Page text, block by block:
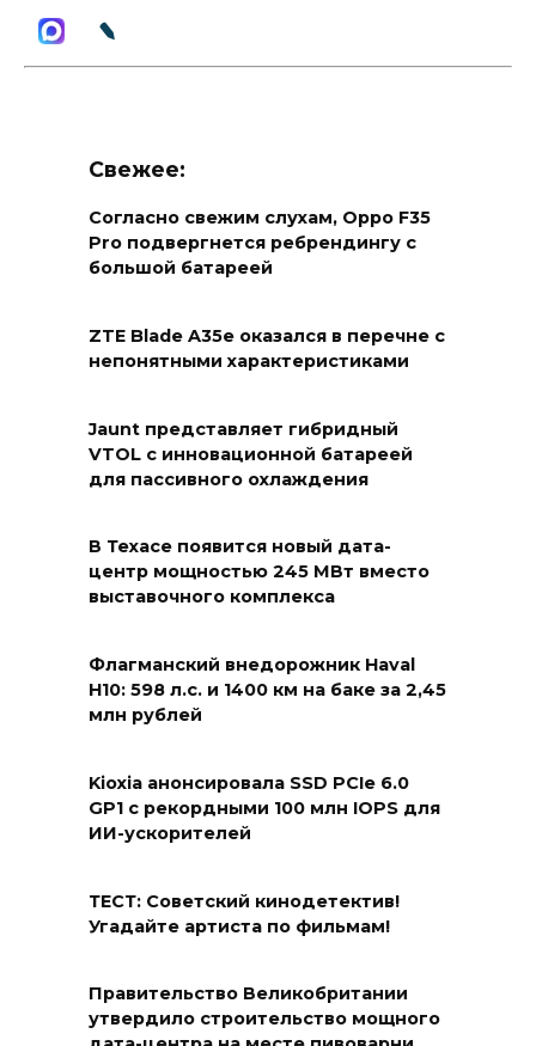
Свежее:
Согласно свежим слухам, Oppo F35
Pro подвергнется ребрендингу с
большой батареей
ZTE Blade A35e оказался в перечне с
непонятными характеристиками
Jaunt представляет гибридный
VTOL с инновационной батареей
для пассивного охлаждения
В Техасе появится новый дата-
центр мощностью 245 МВт вместо
выставочного комплекса
Флагманский внедорожник Haval
H10: 598 л.с. и 1400 км на баке за 2,45
млн рублей
Kioxia анонсировала SSD PCIe 6.0
GP1 с рекордными 100 млн IOPS для
ИИ-ускорителей
ТЕСТ: Советский кинодетектив!
Угадайте артиста по фильмам!
Правительство Великобритании
утвердило строительство мощного